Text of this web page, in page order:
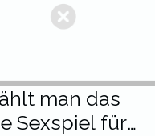
man das
Sexspiel für